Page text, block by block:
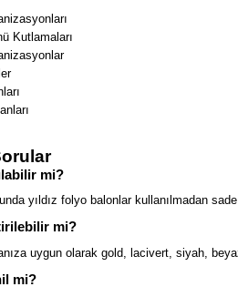
Kutlamaları
mi?
yıldız folyo balonlar kullanılmadan
mi?
uygun olarak gold, lacivert, siyah,
mi?